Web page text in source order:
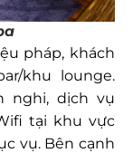
pháp, khách
khu lounge.
nghi, dịch vụ
tại khu vực
vụ. Bên cạnh